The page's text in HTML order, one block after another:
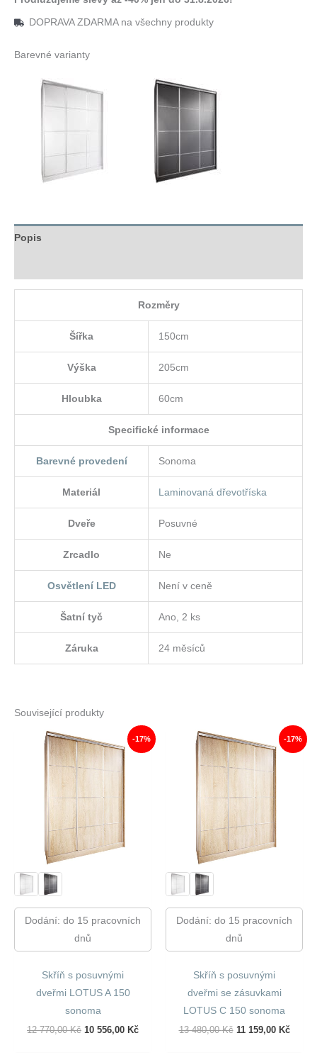
DOPRAVA ZDARMA na všechny produkty
Barevné varianty
Popis
Rozměry
Šířka 150cm
Výška 205cm
Hloubka 60cm
Specifické informace
Barevné provedení Sonoma
Materiál Laminovaná dřevotříska
Dveře Posuvné
Zrcadlo Ne
Osvětlení LED Není v ceně
Šatní tyč Ano, 2 ks
Záruka 24 měsíců
Související produkty
-17%
Dodání: do 15 pracovních
dnů
Skříň s posuvnými
dveřmi LOTUS A 150
sonoma
12 770,00Kč Původní
10 556,00 KčAktuální
-17%
Dodání: do 15 pracovních
dnů
Skříň s posuvnými
dveřmi se zásuvkami
LOTUS C 150 sonoma
13 480,00Kč Původní
11 159,00 Kč